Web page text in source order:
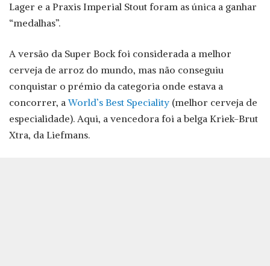
Lager e a Praxis Imperial Stout foram as única a ganhar
“medalhas”.
A versão da Super Bock foi considerada a melhor
cerveja de arroz do mundo, mas não conseguiu
conquistar o prémio da categoria onde estava a
concorrer, aWorld’s Best Speciality (melhor cerveja de
especialidade). Aqui, a vencedora foi a belga Kriek-Brut
Xtra, da Liefmans.